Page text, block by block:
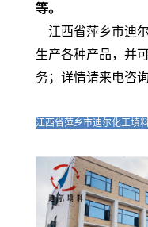
等。
江西省萍乡市迪
生产各种产品，并
务；详情请来电咨询
江西省萍乡市迪尔化工填